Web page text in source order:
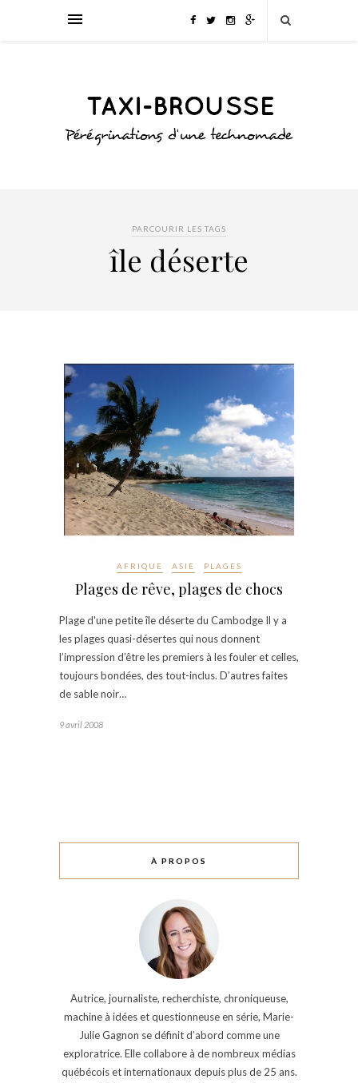
PARCOURIR LES TAGS
île déserte
AFRIQUE ASIE PLAGES
Plages de rêve, plages de chocs
Plage d'une petite île déserte du Cambodge Il y a
les plages quasi-désertes qui nous donnent
l’impression d’être les premiers à les fouler et celles,
toujours bondées, des tout-inclus. D’autres faites
de sable noir…
9 avril 2008
À PROPOS
Autrice, journaliste, recherchiste, chroniqueuse,
machine à idées et questionneuse en série, Marie-
Julie Gagnon se définit d’abord comme une
exploratrice. Elle collabore à de nombreux médias
québécois et internationaux depuis plus de 25 ans.